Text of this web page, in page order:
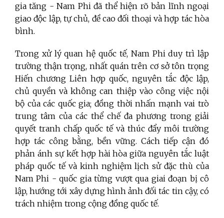
gia tăng - Nam Phi đã thể hiện rõ bản lĩnh ngoại
giao độc lập, tự chủ, đề cao đối thoại và hợp tác hòa
bình.
Trong xử lý quan hệ quốc tế, Nam Phi duy trì lập
trường thận trọng, nhất quán trên cơ sở tôn trọng
Hiến chương Liên hợp quốc, nguyên tắc độc lập,
chủ quyền và không can thiệp vào công việc nội
bộ của các quốc gia; đồng thời nhấn mạnh vai trò
trung tâm của các thể chế đa phương trong giải
quyết tranh chấp quốc tế và thúc đẩy môi trường
hợp tác công bằng, bền vững. Cách tiếp cận đó
phản ánh sự kết hợp hài hòa giữa nguyên tắc luật
pháp quốc tế và kinh nghiệm lịch sử đặc thù của
Nam Phi - quốc gia từng vượt qua giai đoạn bị cô
lập, hướng tới xây dựng hình ảnh đối tác tin cậy, có
trách nhiệm trong cộng đồng quốc tế.